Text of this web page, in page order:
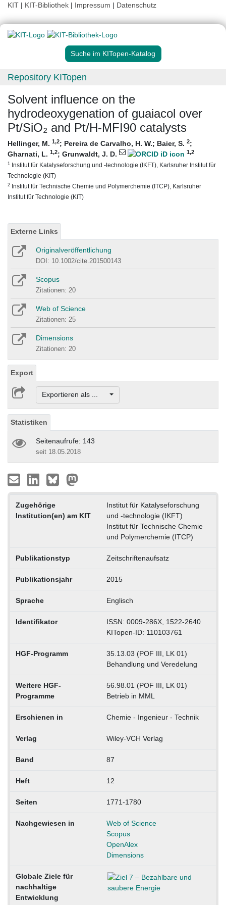
KIT | KIT-Bibliothek | Impressum | Datenschutz
Suche im KITopen-Katalog
Repository KITopen
Solvent influence on the
hydrodeoxygenation of guaiacol over
Pt/SiO₂ and Pt/H-MFI90 catalysts
Hellinger, M. 1,2; Pereira de Carvalho, H. W.; Baier, S. 2;
Gharnati, L. 1,2; Grunwaldt, J. D. 1,2
1 Institut für Katalyseforschung und -technologie (IKFT), Karlsruher Institut für
Technologie (KIT)
2 Institut für Technische Chemie und Polymerchemie (ITCP), Karlsruher
Institut für Technologie (KIT)
Externe Links
Originalveröffentlichung
DOI: 10.1002/cite.201500143
Scopus
Zitationen: 20
Web of Science
Zitationen: 25
Dimensions
Zitationen: 20
Export
Exportieren als ...
Statistiken
Seitenaufrufe: 143
seit 18.05.2018
Zugehörige
Institution(en) am KIT
Institut für Katalyseforschung
und -technologie (IKFT)
Institut für Technische Chemie
und Polymerchemie (ITCP)
Publikationstyp Zeitschriftenaufsatz
Publikationsjahr 2015
Sprache Englisch
Identifikator
ISSN: 0009-286X, 1522-2640
KITopen-ID: 110103761
HGF-Programm
35.13.03 (POF III, LK 01)
Behandlung und Veredelung
Weitere HGF-
Programme
56.98.01 (POF III, LK 01)
Betrieb in MML
Erschienen in Chemie - Ingenieur - Technik
Verlag Wiley-VCH Verlag
Band 87
Heft 12
Seiten 1771-1780
Nachgewiesen in
Web of Science
Scopus
OpenAlex
Dimensions
Globale Ziele für
nachhaltige
Entwicklung